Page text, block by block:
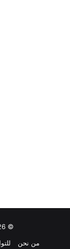
© VGA4A 2026, جميع الحقوق محفوظة
من نحن